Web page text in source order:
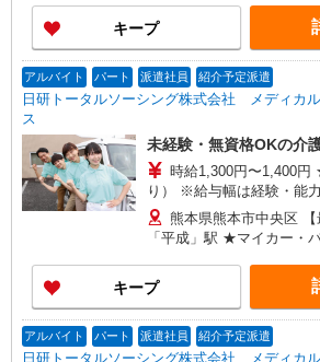
キープ
アルバイト パート 派遣社員 紹介予定派遣
日研トータルソーシング株式会社 メディカ
ス
未経験・無資格OKの介
時給1,300円〜1,400
り） ※給与幅は経験・能
熊本県熊本市中央区
「平成」駅 ★マイカー・
いやすいエリアなど、お
さい！！
キープ
アルバイト パート 派遣社員 紹介予定派遣
日研トータルソーシング株式会社 メディカ